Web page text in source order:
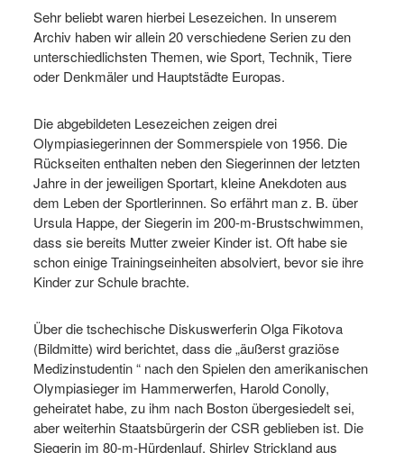
Sehr beliebt waren hierbei Lesezeichen. In unserem
Archiv haben wir allein 20 verschiedene Serien zu den
unterschiedlichsten Themen, wie Sport, Technik, Tiere
oder Denkmäler und Hauptstädte Europas.
Die abgebildeten Lesezeichen zeigen drei
Olympiasiegerinnen der Sommerspiele von 1956. Die
Rückseiten enthalten neben den Siegerinnen der letzten
Jahre in der jeweiligen Sportart, kleine Anekdoten aus
dem Leben der Sportlerinnen. So erfährt man z. B. über
Ursula Happe, der Siegerin im 200-m-Brustschwimmen,
dass sie bereits Mutter zweier Kinder ist. Oft habe sie
schon einige Trainingseinheiten absolviert, bevor sie ihre
Kinder zur Schule brachte.
Über die tschechische Diskuswerferin Olga Fikotova
(Bildmitte) wird berichtet, dass die „äußerst graziöse
Medizinstudentin “ nach den Spielen den amerikanischen
Olympiasieger im Hammerwerfen, Harold Conolly,
geheiratet habe, zu ihm nach Boston übergesiedelt sei,
aber weiterhin Staatsbürgerin der CSR geblieben ist. Die
Siegerin im 80-m-Hürdenlauf, Shirley Strickland aus